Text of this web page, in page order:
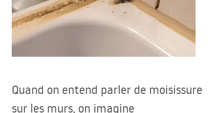
Quand on entend parler de moisissure
sur les murs, on imagine